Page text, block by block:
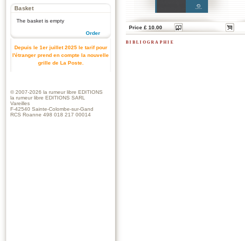
Basket
The basket is empty
Order
Depuis le 1er juillet 2025 le tarif pour
l'étranger prend en compte la nouvelle
grille de La Poste.
Price £ 10.00
bibliographie
© 2007-2026 la rumeur libre EDITIONS
la rumeur libre EDITIONS SARL
Vareilles
F-42540 Sainte-Colombe-sur-Gand
RCS Roanne 498 018 217 00014